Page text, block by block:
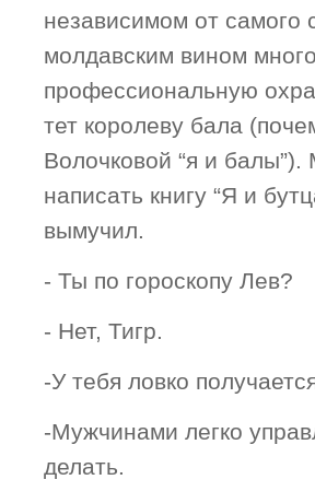
независимом от самого
молдавским вином
профессиональную
тет королеву бала
Волочковой “я и балы”).
написать книгу “Я и
вымучил.
- Ты по гороскопу Лев?
- Нет, Тигр.
-У тебя ловко
-Мужчинами легко
делать.